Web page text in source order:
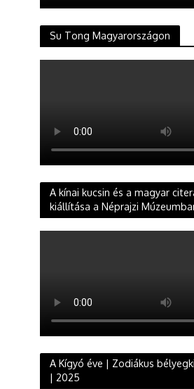
Su Tong Magyarországon
A kínai kucsin és a magyar
kiállítása a Néprajzi
A Kígyó éve | Zodiákus
| 2025